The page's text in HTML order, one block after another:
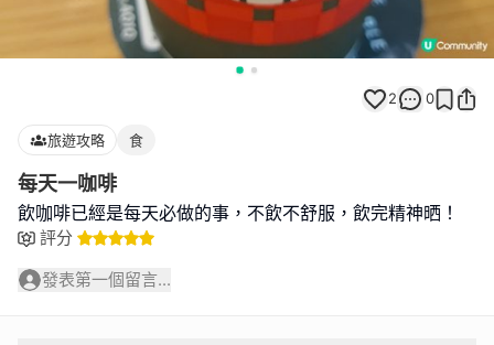
2 0
旅遊攻略 食
每天一咖啡
飲咖啡已經是每天必做的事，不飲不舒服，飲完精神晒！
評分
發表第一個留言...